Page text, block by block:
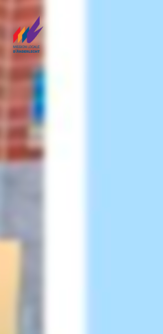
Panneau de gestion des cookies